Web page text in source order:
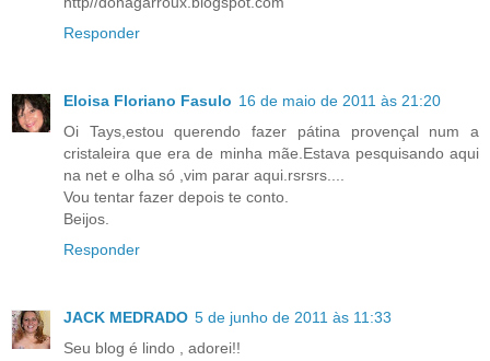
Responder
Eloisa Floriano Fasulo 16 de maio de 2011 às 21:20
Oi Tays,estou querendo fazer pátina provençal num a
cristaleira que era de minha mãe.Estava pesquisando aqui
na net e olha só ,vim parar aqui.rsrsrs....
Vou tentar fazer depois te conto.
Beijos.
Responder
JACK MEDRADO 5 de junho de 2011 às 11:33
Seu blog é lindo , adorei!!